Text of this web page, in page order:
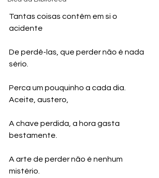
Tantas coisas contêm em si o
acidente
De perdê-las, que perder não é nada
sério.
Perca um pouquinho a cada dia.
Aceite, austero,
A chave perdida, a hora gasta
bestamente.
A arte de perder não é nenhum
mistério.